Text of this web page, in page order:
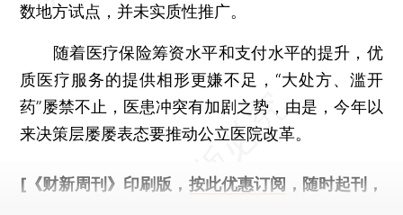
数地方试点，并未实质性推广。
随着医疗保险筹资水平和支付水平的提升，优
质医疗服务的提供相形更嫌不足，“大处方、滥开
药”屡禁不止，医患冲突有加剧之势，由是，今年以
来决策层屡屡表态要推动公立医院改革。
[《财新周刊》印刷版， 按此优惠订阅 ，随时起刊，